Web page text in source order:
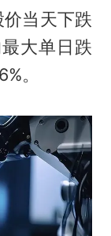
当天下跌
大单日跌
。